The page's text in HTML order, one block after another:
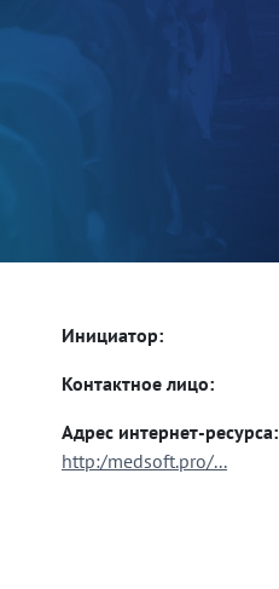
Инициатор:
Контактное лицо:
Адрес интернет-ресурса:
http:/medsoft.pro/...